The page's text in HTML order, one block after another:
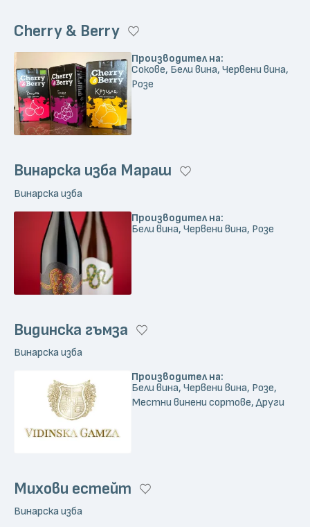
Cherry & Berry
Производител на:
Сокове, Бели вина, Червени вина,
Розе
Винарска изба Мараш
Винарска изба
Производител на:
Бели вина, Червени вина, Розе
Видинска гъмза
Винарска изба
Производител на:
Бели вина, Червени вина, Розе,
Местни винени сортове, Други
Михови естейт
Винарска изба